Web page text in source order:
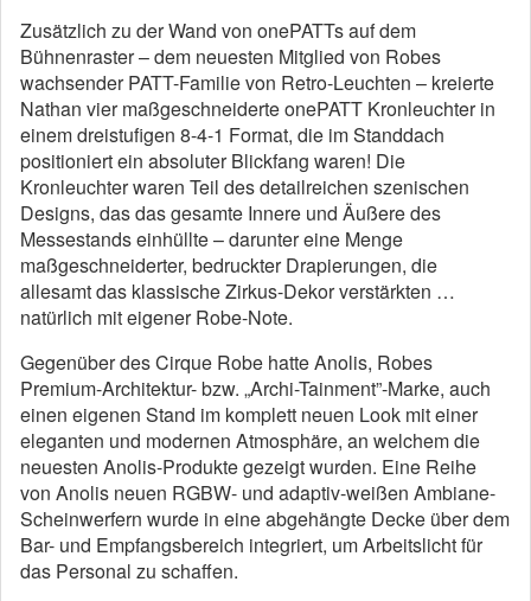
Zusätzlich zu der Wand von onePATTs auf dem
Bühnenraster – dem neuesten Mitglied von Robes
wachsender PATT-Familie von Retro-Leuchten – kreierte
Nathan vier maßgeschneiderte onePATT Kronleuchter in
einem dreistufigen 8-4-1 Format, die im Standdach
positioniert ein absoluter Blickfang waren! Die
Kronleuchter waren Teil des detailreichen szenischen
Designs, das das gesamte Innere und Äußere des
Messestands einhüllte – darunter eine Menge
maßgeschneiderter, bedruckter Drapierungen, die
allesamt das klassische Zirkus-Dekor verstärkten …
natürlich mit eigener Robe-Note.
Gegenüber des Cirque Robe hatte Anolis, Robes
Premium-Architektur- bzw. „Archi-Tainment”-Marke, auch
einen eigenen Stand im komplett neuen Look mit einer
eleganten und modernen Atmosphäre, an welchem die
neuesten Anolis-Produkte gezeigt wurden. Eine Reihe
von Anolis neuen RGBW- und adaptiv-weißen Ambiane-
Scheinwerfern wurde in eine abgehängte Decke über dem
Bar- und Empfangsbereich integriert, um Arbeitslicht für
das Personal zu schaffen.